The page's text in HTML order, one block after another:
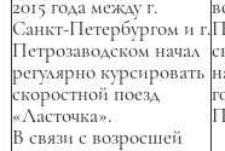
2015 года между г.
Санкт-Петербургом и г.
Петрозаводском начал
регулярно курсировать
скоростной поезд
«Ласточка».
В связи с возросшей